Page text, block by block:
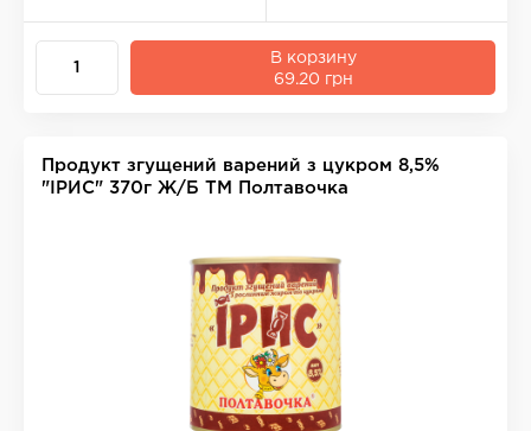
В корзину
69.20 грн
Продукт згущений варений з цукром 8,5%
"ІРИС" 370г Ж/Б ТМ Полтавочка